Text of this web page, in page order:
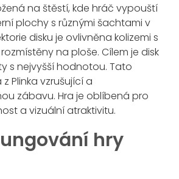
na štěstí, kde hráč vypouští
plochy s různými šachtami v
disku je ovlivněna kolizemi s
na ploše. Cílem je disk
s nejvyšší hodnotou. Tato
Plinka vzrušující a
zábavu. Hra je oblíbená pro
a vizuální atraktivitu.
hry